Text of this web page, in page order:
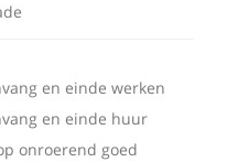
en einde werken
en einde huur
onroerend goed